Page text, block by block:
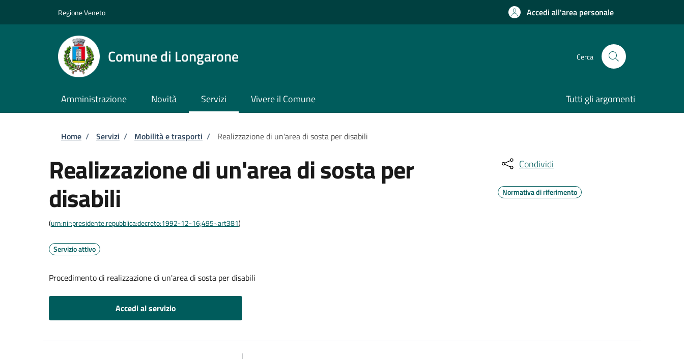
Regione Veneto Accedi all'area personale
Comune di Longarone Cerca
Amministrazione Novità Servizi Vivere il Comune Tutti gli argomenti
Briciole di pane
Home / Servizi / Mobilità e trasporti / Realizzazione di un'area di sosta per disabili
Realizzazione di un'area di sosta per
disabili
(urn:nir:presidente.repubblica:decreto:1992-12-16;495~art381)
Servizio attivo
Procedimento di realizzazione di un'area di sosta per disabili
Accedi al servizio
Condividi
Normativa di riferimento